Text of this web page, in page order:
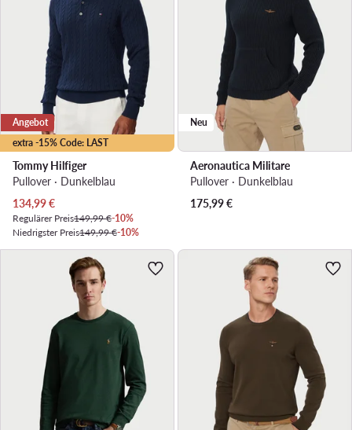
extra -15% Code: LAST
Angebot
Tommy Hilfiger
Pullover · Dunkelblau
Aktueller Preis
134,99€
Regulärer Preis149,99 €-10%
Niedrigster Preis149,99 €-10%
Neu
Aeronautica Militare
Pullover · Dunkelblau
175,99€